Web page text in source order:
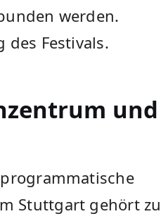
werden.
Festivals.
und
Stuttgart gehört zu